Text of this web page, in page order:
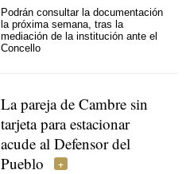
Podrán consultar la documentación
la próxima semana, tras la
mediación de la institución ante el
Concello
La pareja de Cambre sin
tarjeta para estacionar
acude al Defensor del
Pueblo